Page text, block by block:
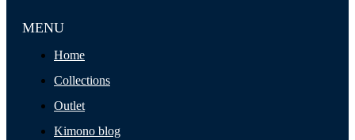
MENU
Home
Collections
Outlet
Kimono blog